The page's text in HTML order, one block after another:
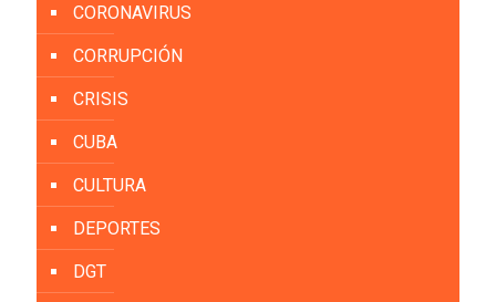
CORONAVIRUS
CORRUPCIÓN
CRISIS
CUBA
CULTURA
DEPORTES
DGT